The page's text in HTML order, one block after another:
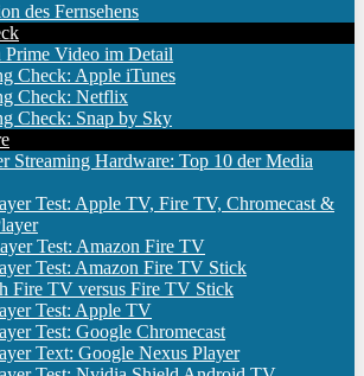
des Fernsehens
Prime Video im Detail
Check: Apple iTunes
Check: Netflix
Check: Snap by Sky
Streaming Hardware: Top 10 der Media
Test: Apple TV, Fire TV, Chromecast &
Test: Amazon Fire TV
Test: Amazon Fire TV Stick
Fire TV versus Fire TV Stick
Test: Apple TV
Test: Google Chromecast
Text: Google Nexus Player